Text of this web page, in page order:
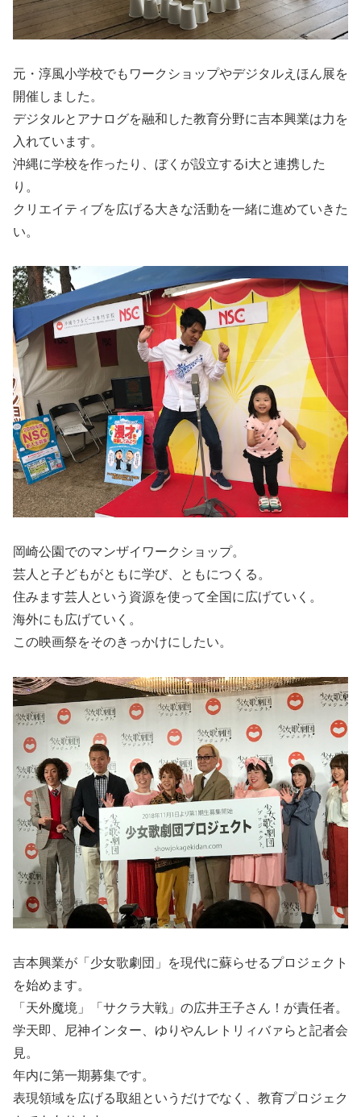
元・淳風小学校でもワークショップやデジタルえほん展を
開催しました。
デジタルとアナログを融和した教育分野に吉本興業は力を
入れています。
沖縄に学校を作ったり、ぼくが設立するi大と連携した
り。
クリエイティブを広げる大きな活動を一緒に進めていきた
い。
岡崎公園でのマンザイワークショップ。
芸人と子どもがともに学び、ともにつくる。
住みます芸人という資源を使って全国に広げていく。
海外にも広げていく。
この映画祭をそのきっかけにしたい。
吉本興業が「少女歌劇団」を現代に蘇らせるプロジェクト
を始めます。
「天外魔境」「サクラ大戦」の広井王子さん！が責任者。
学天即、尼神インター、ゆりやんレトリィバァらと記者会
見。
年内に第一期募集です。
表現領域を広げる取組というだけでなく、教育プロジェク